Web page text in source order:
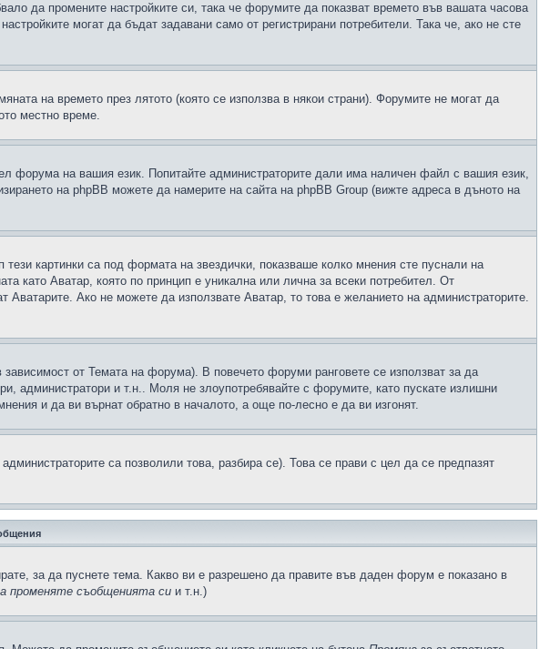
да промените настройките си, така че форумите да показват времето във вашата часова
могат да бъдат задавани само от регистрирани потребители. Така че, ако не сте
на времето през лятото (която се използва в някои страни). Форумите не могат да
местно време.
форума на вашия език. Попитайте администраторите дали има наличен файл с вашия език,
на phpBB можете да намерите на сайта на phpBB Group (вижте адреса в дъното на
картинки са под формата на звездички, показваше колко мнения сте пуснали на
като Аватар, която по принцип е уникална или лична за всеки потребител. От
Ако не можете да използвате Аватар, то това е желанието на администраторите.
от Темата на форума). В повечето форуми ранговете се използват за да
администратори и т.н.. Моля не злоупотребявайте с форумите, като пускате излишни
и да ви върнат обратно в началото, а още по-лесно е да ви изгонят.
са позволили това, разбира се). Това се прави с цел да се предпазят
за да пуснете тема. Какво ви е разрешено да правите във даден форум е показано в
променяте съобщенията си и т.н.)